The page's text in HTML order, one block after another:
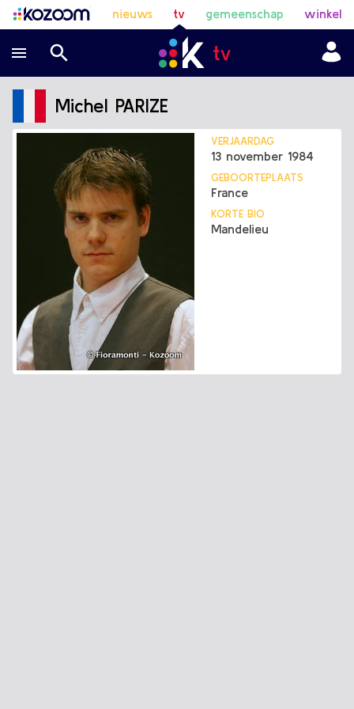
nieuws tv gemeenschap winkel
Michel PARIZE
VERJAARDAG
13 november 1984
GEBOORTEPLAATS
France
KORTE BIO
Mandelieu